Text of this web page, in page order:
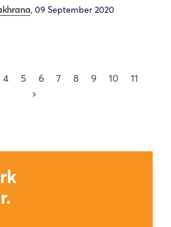
, 09 September 2020
4 5 6 7 8 9 10 11
keyboard_arrow_right